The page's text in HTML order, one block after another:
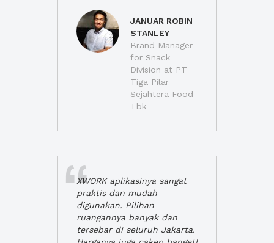
JANUAR ROBIN
STANLEY
Brand Manager
for Snack
Division at PT
Tiga Pilar
Sejahtera Food
Tbk
XWORK aplikasinya sangat
praktis dan mudah
digunakan. Pilihan
ruangannya banyak dan
tersebar di seluruh Jakarta.